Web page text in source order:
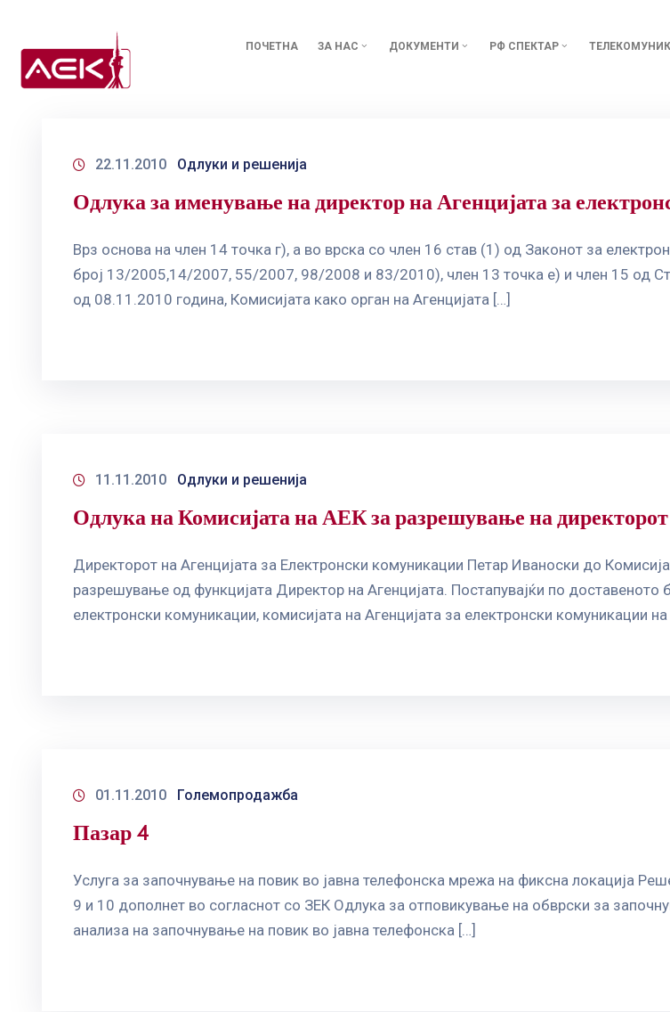
ПОЧЕТНА ЗА НАС ДОКУМЕНТИ РФ СПЕКТАР
22.11.2010 Одлуки и решенија
Одлука за именување на директор на Агенцијата за
Врз основа на член 14 точка г), а во врска со член 16 став (1) од Законот за
број 13/2005,14/2007, 55/2007, 98/2008 и 83/2010), член 13 точка е) и член 15 од
од 08.11.2010 година, Комисијата како орган на Агенцијата […]
11.11.2010 Одлуки и решенија
Одлука на Комисијата на АЕК за разрешување на
Директорот на Агенцијата за Електронски комуникации Петар Иваноски до
разрешување од функцијата Директор на Агенцијата. Постапувајќи по
електронски комуникации, комисијата на Агенцијата за електронски комуникации
01.11.2010 Големопродажба
Пазар 4
Услуга за започнување на повик во јавна телефонска мрежа на фиксна локација
9 и 10 дополнет во согласнот со ЗЕК Одлука за отповикување на обврски за
анализа на започнување на повик во јавна телефонска […]